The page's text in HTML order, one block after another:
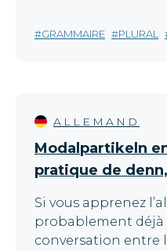
GRAMMAIRE PLURAL
ALLEMAND
Modalpartikeln
pratique de
Si vous apprenez
probablement déjà
conversation entre